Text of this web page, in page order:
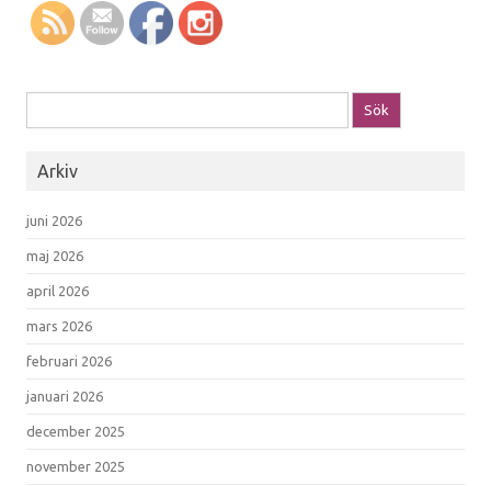
Arkiv
juni 2026
maj 2026
april 2026
mars 2026
februari 2026
januari 2026
december 2025
november 2025